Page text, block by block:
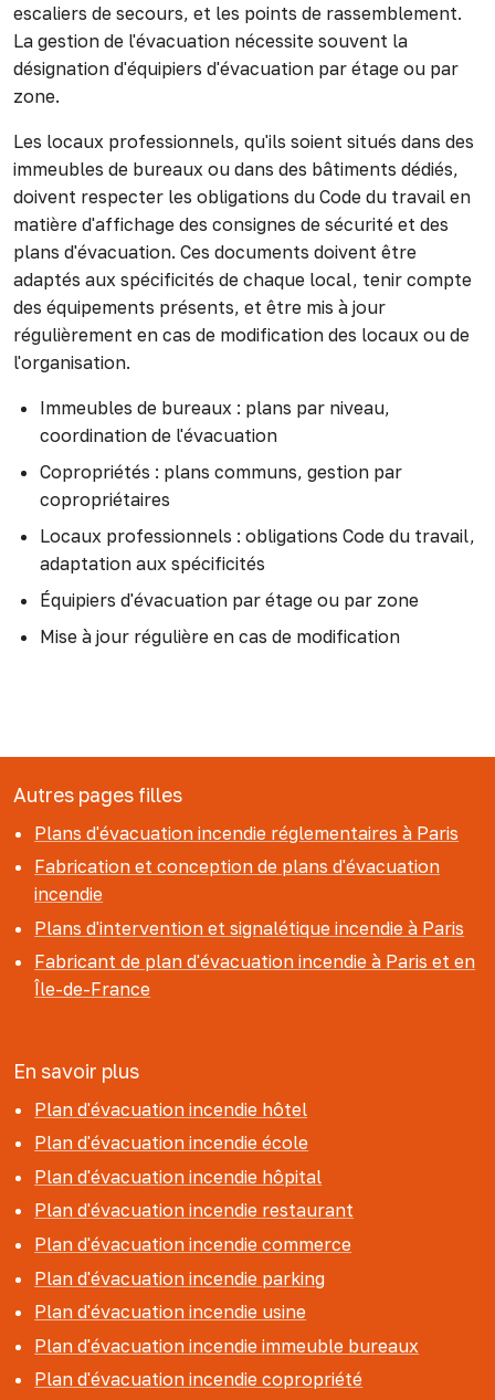
escaliers de secours, et les points de rassemblement.
La gestion de l'évacuation nécessite souvent la
désignation d'équipiers d'évacuation par étage ou par
zone.
Les locaux professionnels, qu'ils soient situés dans des
immeubles de bureaux ou dans des bâtiments dédiés,
doivent respecter les obligations du Code du travail en
matière d'affichage des consignes de sécurité et des
plans d'évacuation. Ces documents doivent être
adaptés aux spécificités de chaque local, tenir compte
des équipements présents, et être mis à jour
régulièrement en cas de modification des locaux ou de
l'organisation.
Immeubles de bureaux : plans par niveau,
coordination de l'évacuation
Copropriétés : plans communs, gestion par
copropriétaires
Locaux professionnels : obligations Code du travail,
adaptation aux spécificités
Équipiers d'évacuation par étage ou par zone
Mise à jour régulière en cas de modification
Autres pages filles
Plans d'évacuation incendie réglementaires à Paris
Fabrication et conception de plans d'évacuation
incendie
Plans d'intervention et signalétique incendie à Paris
Fabricant de plan d'évacuation incendie à Paris et en
Île-de-France
En savoir plus
Plan d'évacuation incendie hôtel
Plan d'évacuation incendie école
Plan d'évacuation incendie hôpital
Plan d'évacuation incendie restaurant
Plan d'évacuation incendie commerce
Plan d'évacuation incendie parking
Plan d'évacuation incendie usine
Plan d'évacuation incendie immeuble bureaux
Plan d'évacuation incendie copropriété